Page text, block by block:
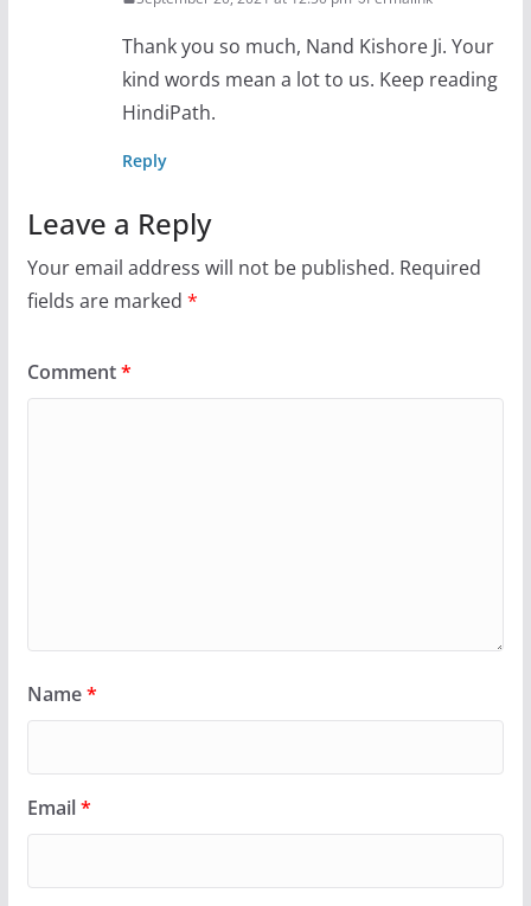
Thank you so much, Nand Kishore Ji. Your
kind words mean a lot to us. Keep reading
HindiPath.
Reply
Leave a Reply
Your email address will not be published. Required
fields are marked *
Comment*
Name*
Email*